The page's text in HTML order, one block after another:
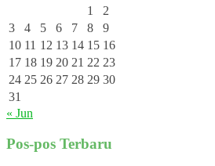
1
2
3
4 5 6 7 8
9
10 11 12 13 14 15 16
17 18 19 20 21 22 23
24 25 26 27 28 29 30
31
« Jun
Pos-pos Terbaru